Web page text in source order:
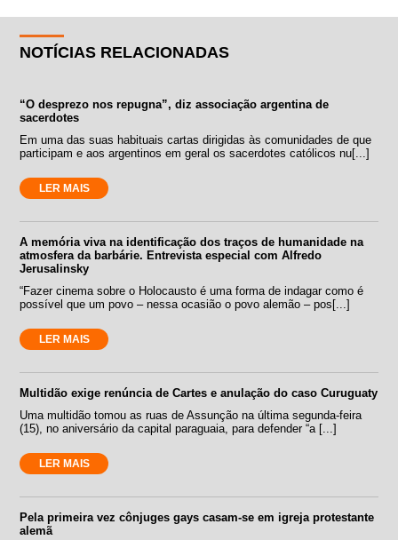
NOTÍCIAS RELACIONADAS
“O desprezo nos repugna”, diz associação argentina de
sacerdotes
Em uma das suas habituais cartas dirigidas às comunidades de que
participam e aos argentinos em geral os sacerdotes católicos nu[...]
LER MAIS
A memória viva na identificação dos traços de humanidade na
atmosfera da barbárie. Entrevista especial com Alfredo
Jerusalinsky
“Fazer cinema sobre o Holocausto é uma forma de indagar como é
possível que um povo – nessa ocasião o povo alemão – pos[...]
LER MAIS
Multidão exige renúncia de Cartes e anulação do caso Curuguaty
Uma multidão tomou as ruas de Assunção na última segunda-feira
(15), no aniversário da capital paraguaia, para defender “a [...]
LER MAIS
Pela primeira vez cônjuges gays casam-se em igreja protestante
alemã